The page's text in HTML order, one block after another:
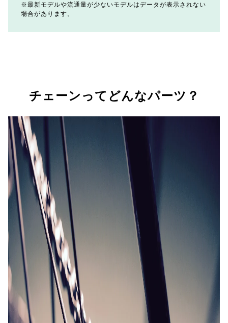
最新モデルや流通量が少ないモデルはデータが表示されない
場合があります。
チェーンってどんなパーツ？